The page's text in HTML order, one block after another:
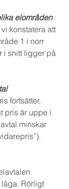
elområden
konstatera att
1 i norr
i snitt ligger på
fortsätter,
pris är uppe i
minskar
låga. Rörligt